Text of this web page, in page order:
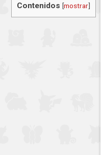
Contenidos [mostrar]